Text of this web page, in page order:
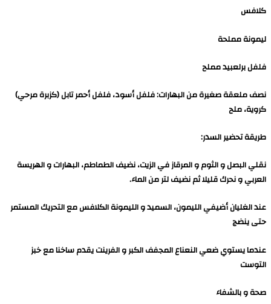
كلافس
ليمونة مملحة
فلفل برلعبيد مملح
نصف ملعقة صغيرة من البهارات: فلفل أسود، فلفل أحمر تابل (كزبرة مرحي)
كروية، ملح
طريقة تحضير السدر:
نقلي البصل و الثوم و المرقاز في الزيت، نضيف الطماطم، البهارات و الهريسة
العربي و نحرك قليلا ثم نضيف لتر من الماء.
عند الغليان أضيفي الليمون، السميد و الليمونة الكلافس مع التحريك المستمر
حتى ينضج
عندما يستوي ضعي النعناع المجفف الكبر و الفرينت يقدم ساخنا مع خبز
التوست
صحة و بالشفاء